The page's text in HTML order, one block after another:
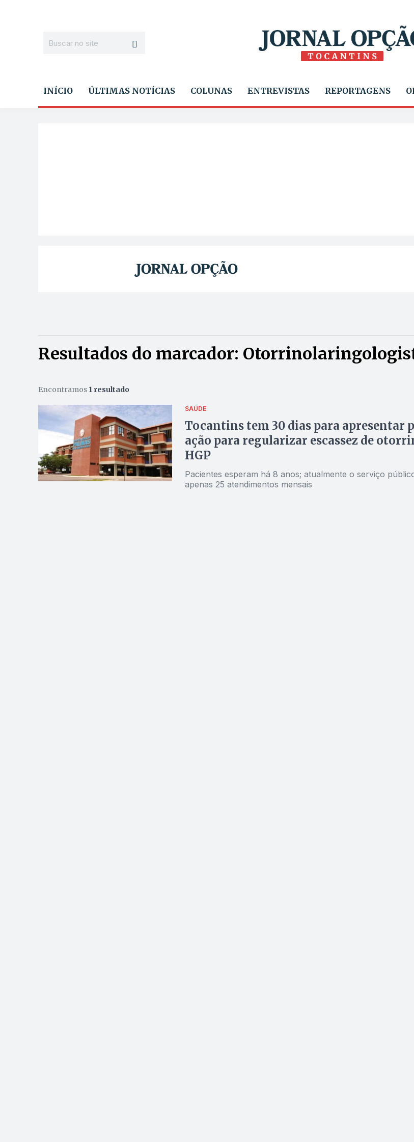
INÍCIO ÚLTIMAS NOTÍCIAS COLUNAS ENTREVISTAS REPORTAGENS
Resultados do marcador:
Encontramos 1 resultado
SAÚDE
Tocantins tem 30 dias para apresentar
ação para regularizar escassez de
HGP
Pacientes esperam há 8 anos; atualmente o serviço
apenas 25 atendimentos mensais